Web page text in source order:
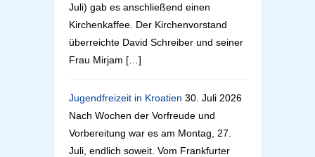
Juli) gab es anschließend einen
Kirchenkaffee. Der Kirchenvorstand
überreichte David Schreiber und seiner
Frau Mirjam […]
Jugendfreizeit in Kroatien 30. Juli 2026
Nach Wochen der Vorfreude und
Vorbereitung war es am Montag, 27.
Juli, endlich soweit. Vom Frankfurter